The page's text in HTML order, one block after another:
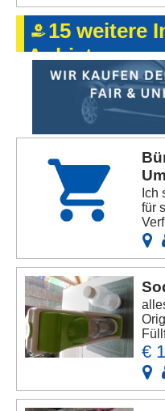
15 weitere
Anbieters
Ich
für
€